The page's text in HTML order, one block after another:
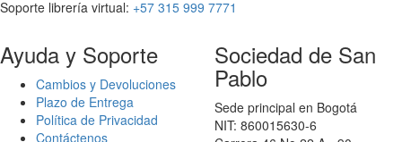
Soporte librería virtual: +57 315 999 7771
Ayuda y Soporte
Cambios y Devoluciones
Plazo de Entrega
Política de Privacidad
Contáctenos
Sociedad de San
Pablo
Sede principal en Bogotá
NIT: 860015630-6